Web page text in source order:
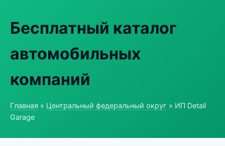
Бесплатный каталог
автомобильных
компаний
Главная » Центральный федеральный округ » ИП Detail
Garage